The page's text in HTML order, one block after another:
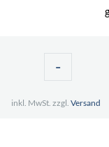
-
inkl. MwSt. zzgl. Versand